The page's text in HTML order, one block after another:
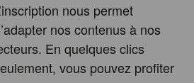
nous permet
nos contenus à nos
En quelques clics
vous pouvez profiter